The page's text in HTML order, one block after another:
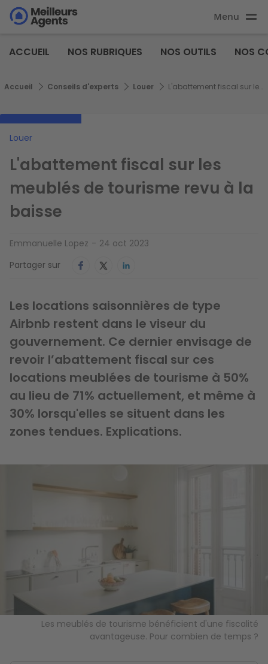
Aller
au
principal
Aller au
principal
Menu
Agents
ACCUEIL NOS RUBRIQUES NOS OUTILS NOS
Fil d'Ariane
Accueil Conseils d'experts Louer L'abattement fiscal sur les meublés de tourisme revu à la baisse
Louer
L'abattement fiscal sur les
meublés de tourisme revu à la
baisse
Emmanuelle Lopez
24 oct 2023
Partager sur
Les locations saisonnières de type
Airbnb restent dans le viseur du
gouvernement. Ce dernier envisage de
revoir l’abattement fiscal sur ces
locations meublées de tourisme à 50%
au lieu de 71% actuellement, et même à
30% lorsqu'elles se situent dans les
zones tendues. Explications.
Les meublés de tourisme bénéficient d'une fiscalité
avantageuse. Pour combien de temps ?